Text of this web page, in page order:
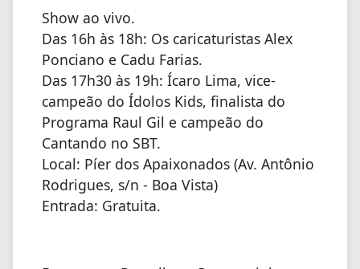
Show ao vivo.
Das 16h às 18h: Os caricaturistas Alex
Ponciano e Cadu Farias.
Das 17h30 às 19h: Ícaro Lima, vice-
campeão do Ídolos Kids, finalista do
Programa Raul Gil e campeão do
Cantando no SBT.
Local: Píer dos Apaixonados (Av. Antônio
Rodrigues, s/n - Boa Vista)
Entrada: Gratuita.